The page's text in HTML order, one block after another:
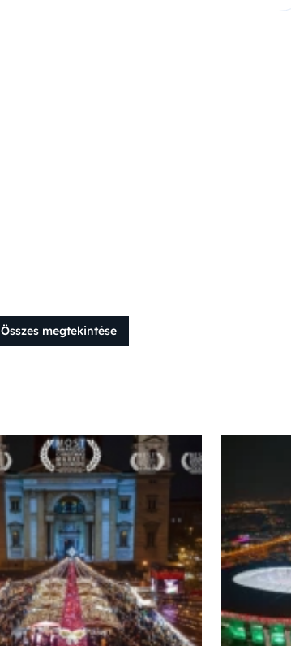
Összes megtekintése